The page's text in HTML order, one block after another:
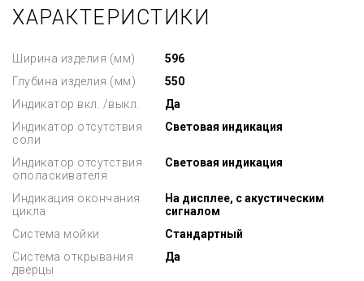
ХАРАКТЕРИСТИКИ
Ширина изделия (мм)
596
Глубина изделия (мм)
550
Индикатор вкл. /выкл.
Да
Индикатор отсутствия
соли
Световая индикация
Индикатор отсутствия
ополаскивателя
Световая индикация
Индикация окончания
цикла
На дисплее, с акустическим
сигналом
Система мойки
Стандартный
Система открывания
дверцы
Да